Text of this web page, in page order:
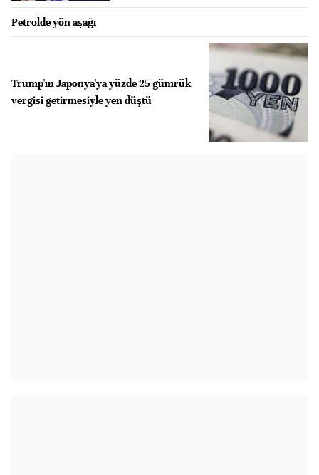
Petrolde yön aşağı
Trump'ın Japonya'ya yüzde 25 gümrük
vergisi getirmesiyle yen düştü